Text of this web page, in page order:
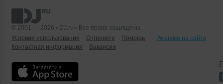
© 2001 — 2026 «DJ.ru» Все права защищены.
Условия использования
О проекте Помощь
Реклама на сайте
Контактная информация
Вакансии